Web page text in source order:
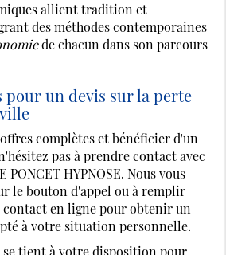
allient tradition et
des méthodes contemporaines
de chacun dans son parcours
pour un devis sur la perte
complètes et bénéficier d'un
pas à prendre contact avec
PONCET HYPNOSE. Nous vous
le bouton d'appel ou à remplir
en ligne pour obtenir un
à votre situation personnelle.
tient à votre disposition pour